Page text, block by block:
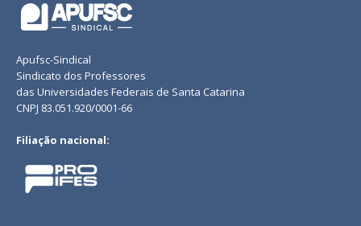
Apufsc-Sindical
Sindicato dos Professores
das Universidades Federais de Santa Catarina
CNPJ 83.051.920/0001-66
Filiação nacional: